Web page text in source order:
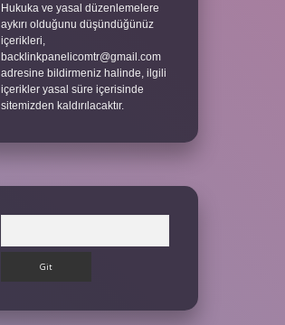
Hukuka ve yasal düzenlemelere
aykırı olduğunu düşündüğünüz
içerikleri,
backlinkpanelicomtr@gmail.com
adresine bildirmeniz halinde, ilgili
içerikler yasal süre içerisinde
sitemizden kaldırılacaktır.